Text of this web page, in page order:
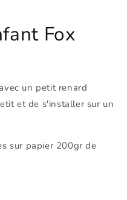
Fox
avec un petit renard
et de s'installer sur un
sur papier 200gr de